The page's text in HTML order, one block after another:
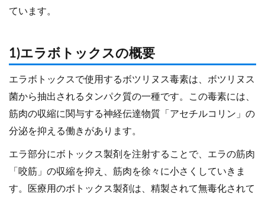
ています。
1)エラボトックスの概要
エラボトックスで使用するボツリヌス毒素は、ボツリヌス
菌から抽出されるタンパク質の一種です。この毒素には、
筋肉の収縮に関与する神経伝達物質「アセチルコリン」の
分泌を抑える働きがあります。
エラ部分にボトックス製剤を注射することで、エラの筋肉
「咬筋」の収縮を抑え、筋肉を徐々に小さくしていきま
す。医療用のボトックス製剤は、精製されて無毒化されて